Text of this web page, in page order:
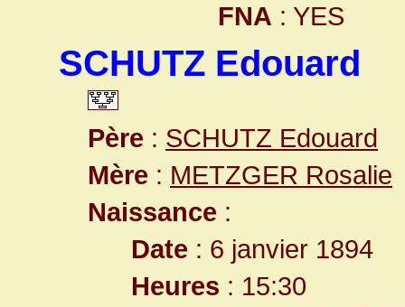
FNA : YES
SCHUTZ Edouard
Père : SCHUTZ Edouard
Mère : METZGER Rosalie
Naissance :
Date : 6 janvier 1894
Heures : 15:30